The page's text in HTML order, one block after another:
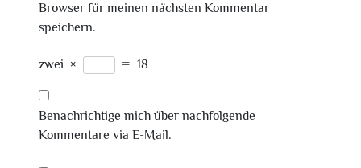
Browser für meinen nächsten Kommentar
speichern.
zwei × = 18
Benachrichtige mich über nachfolgende
Kommentare via E-Mail.